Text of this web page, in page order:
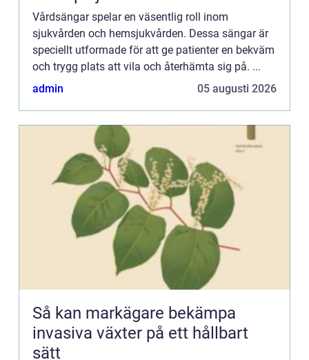
Vårdsängar spelar en väsentlig roll inom
sjukvården och hemsjukvården. Dessa sängar är
speciellt utformade för att ge patienter en bekväm
och trygg plats att vila och återhämta sig på. ...
admin
05 augusti 2026
Så kan markägare bekämpa
invasiva växter på ett hållbart
sätt